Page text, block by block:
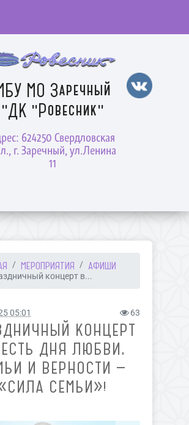
МО Заречный
"ДК "Ровесник"
624250 Свердловская
г. Заречный, ул.Ленина
11
МЕРОПРИЯТИЯ АФИШИ
концерт в...
05:01 63
КОНЦЕРТ
ДНЯ ЛЮБВИ,
И ВЕРНОСТИ —
СЕМЬИ»!